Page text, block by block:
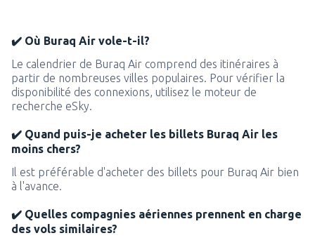
✔️ Où Buraq Air vole-t-il?
Le calendrier de Buraq Air comprend des itinéraires à
partir de nombreuses villes populaires. Pour vérifier la
disponibilité des connexions, utilisez le moteur de
recherche eSky.
✔️ Quand puis-je acheter les billets Buraq Air les
moins chers?
Il est préférable d'acheter des billets pour Buraq Air bien
à l'avance.
✔️ Quelles compagnies aériennes prennent en charge
des vols similaires?